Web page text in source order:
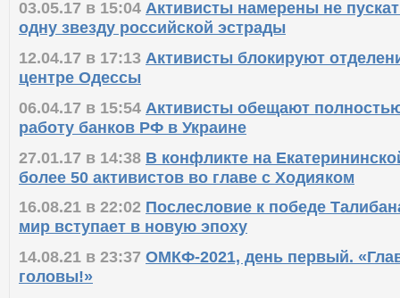
03.05.17 в 15:04 Активисты намерены не
одну звезду российской эстрады
12.04.17 в 17:13 Активисты блокируют
центре Одессы
06.04.17 в 15:54 Активисты обещают
работу банков РФ в Украине
27.01.17 в 14:38 В конфликте на
более 50 активистов во главе с Ходияком
16.08.21 в 22:02 Послесловие к победе
мир вступает в новую эпоху
14.08.21 в 23:37 ОМКФ-2021, день первый.
головы!»